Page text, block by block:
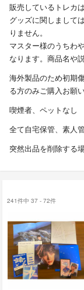
販売しているトレカ
グッズに関しまして
りません。
マスター様のうちわ
なります。商品名や
海外製品のため初期
る方のみご購入お願
喫煙者、ペットなし
全て自宅保管、素人
突然出品を削除する
241件中 37 - 72件